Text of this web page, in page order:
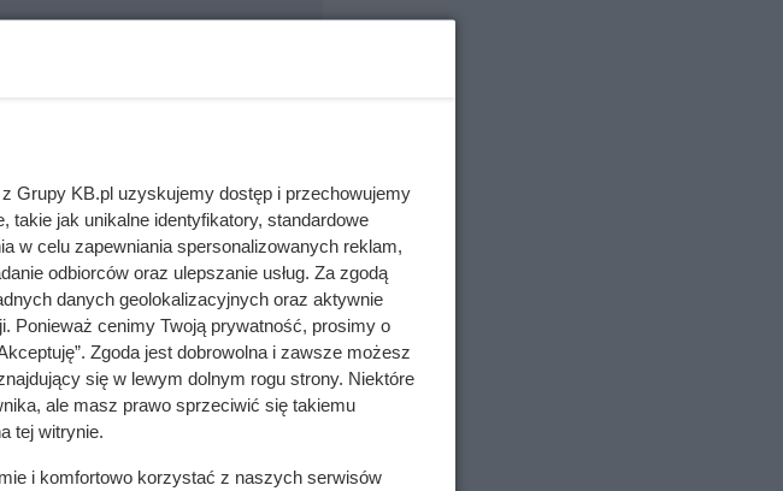
nawet wykonawcę
kodeksu cywilnego i nie powinny być
Grupy KB.pl uzyskujemy dostęp i przechowujemy
takie jak unikalne identyfikatory, standardowe
w celu zapewniania spersonalizowanych reklam,
odbiorców oraz ulepszanie usług. Za zgodą
danych geolokalizacyjnych oraz aktywnie
Ponieważ cenimy Twoją prywatność, prosimy o
Zgoda jest dobrowolna i zawsze możesz
się w lewym dolnym rogu strony. Niektóre
ale masz prawo sprzeciwić się takiemu
tej witrynie.
i komfortowo korzystać z naszych serwisów